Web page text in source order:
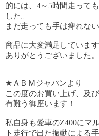
的には、4～5時間走って
した。
まだ走っても手は痺れな
商品に大変満足しています
ありがとうございました。
★ＡＢＭジャパンより
この度のお買い上げ、及
有難う御座います！
私自身も愛車のZ400にマ
ト走行で出た振動による